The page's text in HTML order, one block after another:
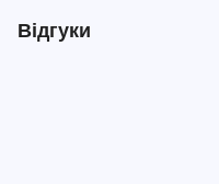
Відгуки